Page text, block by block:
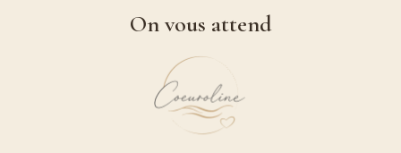
On vous attend